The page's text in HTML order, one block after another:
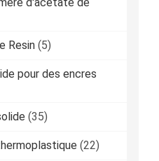
Resin (5)
pour des encres
(35)
(22)